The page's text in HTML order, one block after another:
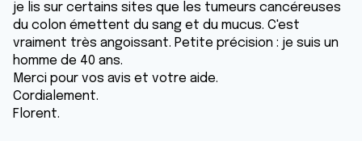
je lis sur certains sites que les tumeurs cancéreuses
du colon émettent du sang et du mucus. C'est
vraiment très angoissant. Petite précision : je suis un
homme de 40 ans.
Merci pour vos avis et votre aide.
Cordialement.
Florent.